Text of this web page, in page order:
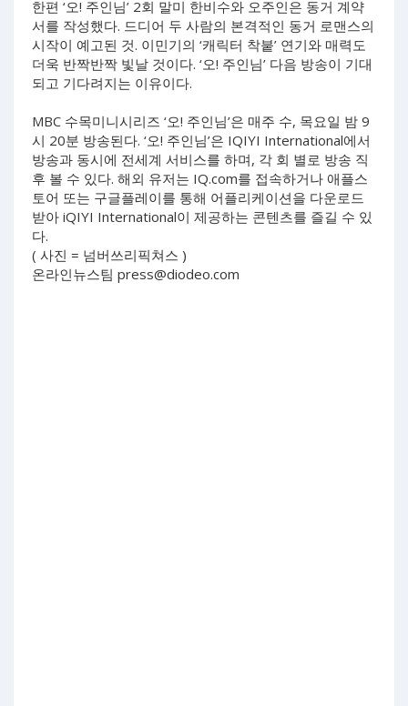
한편 ‘오! 주인님’ 2회 말미 한비수와 오주인은 동거 계약
서를 작성했다. 드디어 두 사람의 본격적인 동거 로맨스의
시작이 예고된 것. 이민기의 ‘캐릭터 착붙’ 연기와 매력도
더욱 반짝반짝 빛날 것이다. ‘오! 주인님’ 다음 방송이 기대
되고 기다려지는 이유이다.
MBC 수목미니시리즈 ‘오! 주인님’은 매주 수, 목요일 밤 9
시 20분 방송된다. ‘오! 주인님’은 IQIYI International에서
방송과 동시에 전세계 서비스를 하며, 각 회 별로 방송 직
후 볼 수 있다. 해외 유저는 IQ.com를 접속하거나 애플스
토어 또는 구글플레이를 통해 어플리케이션을 다운로드
받아 iQIYI International이 제공하는 콘텐츠를 즐길 수 있
다.
( 사진 = 넘버쓰리픽쳐스 )
온라인뉴스팀 press@diodeo.com